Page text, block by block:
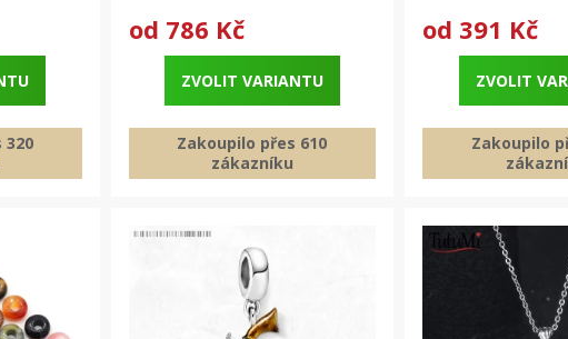
320
od 786 Kč
ZVOLIT VARIANTU
Zakoupilo přes 610
zákazníku
od 391 Kč
ZVOLIT
Zakoupilo